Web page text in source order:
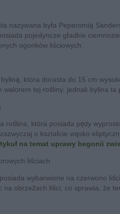
nazywana była Peperomią
pojedyncze gładkie
ogonków liściowych.
która dorasta do 15 cm
walorem tej rośliny, jednak bylina
roślina, która posiada pędy
o kształcie wąsko
na temat uprawy begonii
liściach
wybarwione na czerwono
na obrzeżach liści, co sprawia, że